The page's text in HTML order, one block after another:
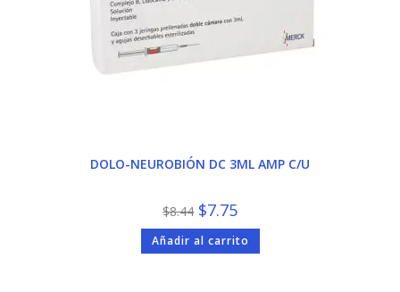
DOLO-NEUROBIÓN DC 3ML AMP C/U
$8.44 El
precio
original
era:
$8.44.
$7.75precio
actual
es:
$7.75.
Añadir al carrito